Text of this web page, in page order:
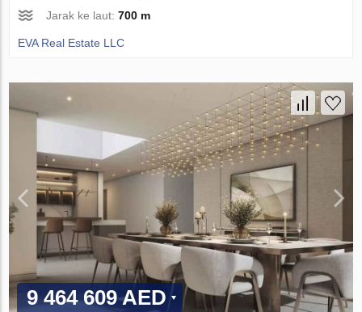
Jarak ke laut:700 m
EVA Real Estate LLC
9 464 609 AED